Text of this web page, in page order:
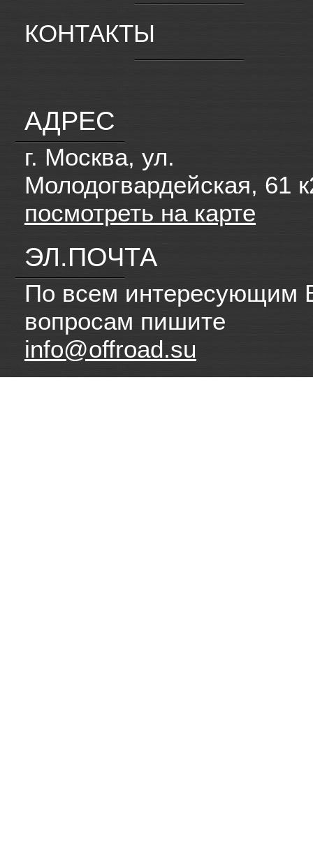
КОНТАКТЫ
АДРЕС
г. Москва, ул.
Молодогвардейская, 61
посмотреть на карте
ЭЛ.ПОЧТА
По всем интересующим
вопросам пишите
info@offroad.su